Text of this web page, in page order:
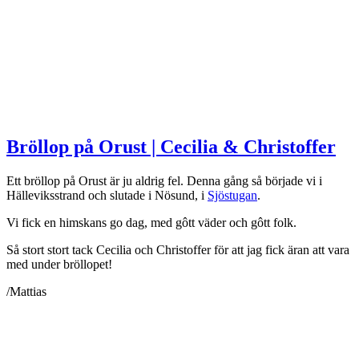
Bröllop på Orust | Cecilia & Christoffer
Ett bröllop på Orust är ju aldrig fel. Denna gång så började vi i
Hälleviksstrand och slutade i Nösund, i Sjöstugan.
Vi fick en himskans go dag, med gôtt väder och gôtt folk.
Så stort stort tack Cecilia och Christoffer för att jag fick äran att vara
med under bröllopet!
/Mattias